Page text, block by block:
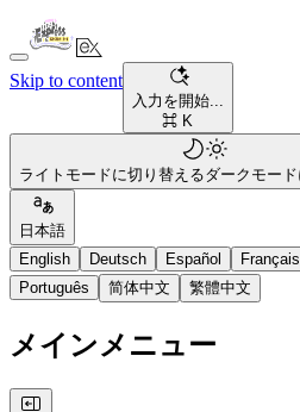
Skip to content
入力を開始...
⌘ K
ライトモードに切り替えるダークモー
日本語
English
Deutsch Español Français
Português
简体中文 繁體中文
メインメニュー